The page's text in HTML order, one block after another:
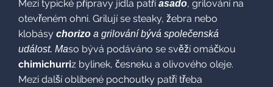
A také na kvalitních surovinách a hlavně lásce k masu,
především tomu hovězímu. Z agrentinské gastronomie
budou nadšení nejen milovníci steaků, ale i dezertů a
kvalitního vína.
Mezi typické přípravy jídla patříasado, grilování na
otevřeném ohni. Grilují se steaky, žebra nebo klobásy